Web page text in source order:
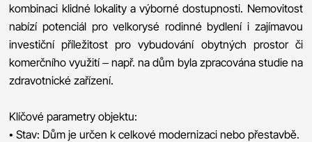
kombinaci klidné lokality a výborné dostupnosti. Nemovitost
nabízí potenciál pro velkorysé rodinné bydlení i zajímavou
investiční příležitost pro vybudování obytných prostor či
komerčního využití – např. na dům byla zpracována studie na
zdravotnické zařízení.
Klíčové parametry objektu:
• Stav: Dům je určen k celkové modernizaci nebo přestavbě.